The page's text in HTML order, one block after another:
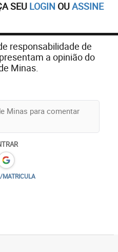
SEU LOGIN OUASSINE
responsabilidade de
a opinião do
Minas.
MATRICULA